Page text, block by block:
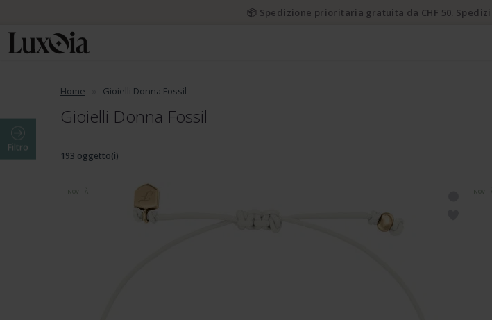
Home Gioielli Donna Fossil
Gioielli Donna Fossil
Filtro
193 oggetto(i)
NOVITÀ NOVITÀ
📦 Spedizione prioritaria gratuita da CHF 50.